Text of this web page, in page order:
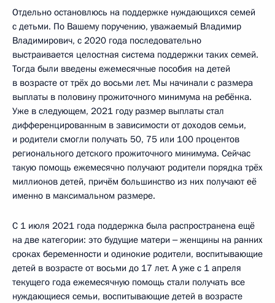
Отдельно остановлюсь на поддержке нуждающихся семей
с детьми. По Вашему поручению, уважаемый Владимир
Владимирович, с 2020 года последовательно
выстраивается целостная система поддержки таких семей.
Тогда были введены ежемесячные пособия на детей
в возрасте от трёх до восьми лет. Мы начинали с размера
выплаты в половину прожиточного минимума на ребёнка.
Уже в следующем, 2021 году размер выплаты стал
дифференцированным в зависимости от доходов семьи,
и родители смогли получать 50, 75 или 100 процентов
регионального детского прожиточного минимума. Сейчас
такую помощь ежемесячно получают родители порядка трёх
миллионов детей, причём большинство из них получают её
именно в максимальном размере.
С 1 июля 2021 года поддержка была распространена ещё
на две категории: это будущие матери ‒ женщины на ранних
сроках беременности и одинокие родители, воспитывающие
детей в возрасте от восьми до 17 лет. А уже с 1 апреля
текущего года ежемесячную помощь стали получать все
нуждающиеся семьи, воспитывающие детей в возрасте